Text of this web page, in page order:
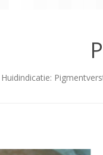
Huidindicatie: